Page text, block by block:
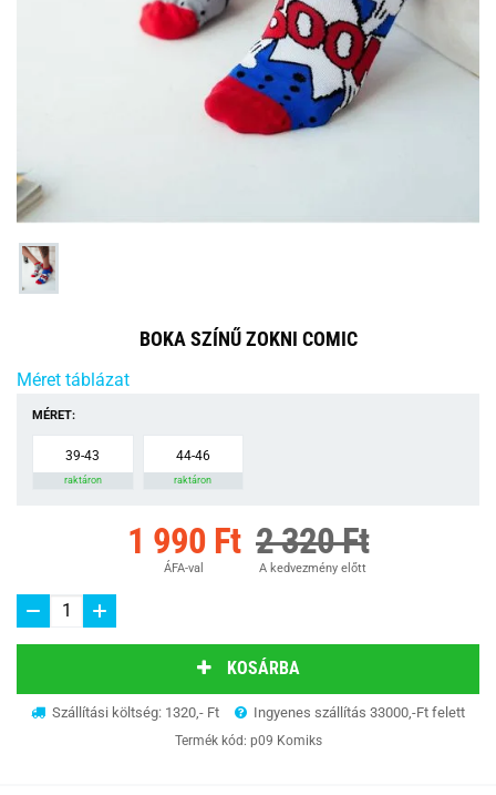
BOKA SZÍNŰ ZOKNI COMIC
Méret táblázat
MÉRET:
39-43
raktáron
44-46
raktáron
1 990 Ft
ÁFA-val
2 320 Ft
A kedvezmény előtt
KOSÁRBA
Szállítási költség: 1320,- Ft Ingyenes szállítás 33000,-Ft felett
Termék kód: p09 Komiks